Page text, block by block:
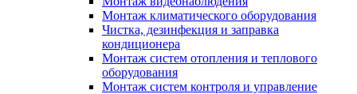
Монтаж климатического оборудования
Чистка, дезинфекция и заправка
кондиционера
Монтаж систем отопления и теплового
оборудования
Монтаж систем контроля и управление